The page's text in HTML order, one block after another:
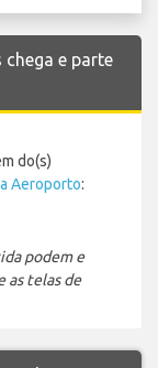
e parte
do(s)
Aeroporto:
podem e
as telas de